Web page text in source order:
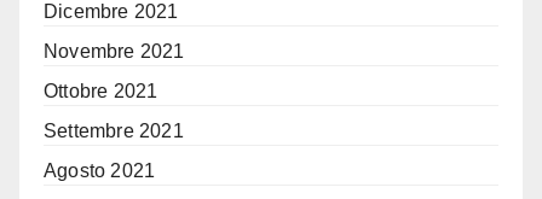
Dicembre 2021
Novembre 2021
Ottobre 2021
Settembre 2021
Agosto 2021